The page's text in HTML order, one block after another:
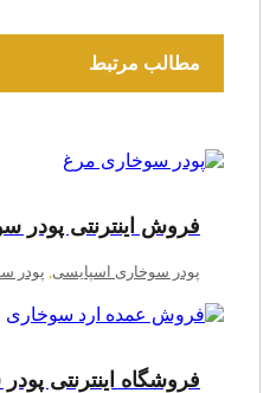
مطالب مرتبط
فروش اینترنتی پودر
پودر سوخاری اسپایسی پودر
فروشگاه اینترنتی